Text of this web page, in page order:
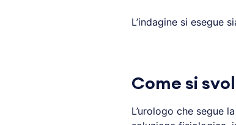
L’indagine si esegue
Come si
L’urologo che segue